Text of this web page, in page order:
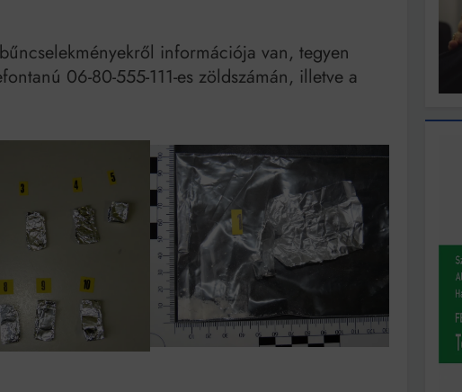
információja van, tegyen
06-80-555-111-es zöldszámán, illetve a